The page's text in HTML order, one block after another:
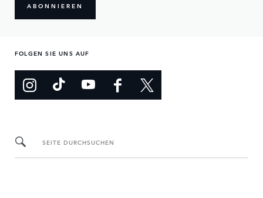
ABONNIEREN
FOLGEN SIE UNS AUF
SEITE DURCHSUCHEN